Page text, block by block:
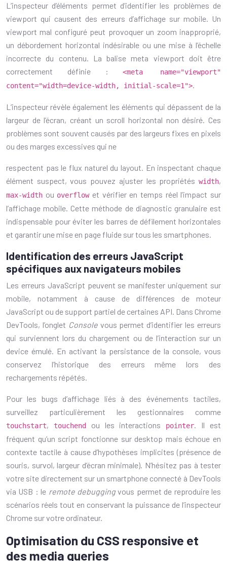
L’inspecteur d’éléments permet d’identifier les problèmes de
viewport qui causent des erreurs d’affichage sur mobile. Un
viewport mal configuré peut provoquer un zoom inapproprié,
un débordement horizontal indésirable ou une mise à l’échelle
incorrecte du contenu. La balise meta viewport doit être
correctement définie :<meta name="viewport"
content="width=device-width, initial-scale=1">.
L’inspecteur révèle également les éléments qui dépassent de la
largeur de l’écran, créant un scroll horizontal non désiré. Ces
problèmes sont souvent causés par des largeurs fixes en pixels
ou des marges excessives qui ne
respectent pas le flux naturel du layout. En inspectant chaque
élément suspect, vous pouvez ajuster les propriétés width,
max-width ou overflowet vérifier en temps réel l’impact sur
l’affichage mobile. Cette méthode de diagnostic granulaire est
indispensable pour éviter les barres de défilement horizontales
et garantir une mise en page fluide sur tous les smartphones.
Identification des erreurs JavaScript
spécifiques aux navigateurs mobiles
Les erreurs JavaScript peuvent se manifester uniquement sur
mobile, notamment à cause de différences de moteur
JavaScript ou de support partiel de certaines API. Dans Chrome
DevTools, l’onglet Consolevous permet d’identifier les erreurs
qui surviennent lors du chargement ou de l’interaction sur un
device émulé. En activant la persistance de la console, vous
conservez l’historique des erreurs même lors des
rechargements répétés.
Pour les bugs d’affichage liés à des événements tactiles,
surveillez particulièrement les gestionnaires comme
touchstart, touchendou les interactions pointer. Il est
fréquent qu’un script fonctionne sur desktop mais échoue en
contexte tactile à cause d’hypothèses implicites (présence de
souris, survol, largeur d’écran minimale). N’hésitez pas à tester
votre site directement sur un smartphone connecté à DevTools
via USB : le remote debuggingvous permet de reproduire les
scénarios réels tout en conservant la puissance de l’inspecteur
Chrome sur votre ordinateur.
Optimisation du CSS responsive et
des media queries